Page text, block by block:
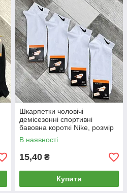
Шкарпетки чоловічі
демісезонні спортивні
бавовна короткі Nike, розмір
41-45, білі, 05063
В наявності
15,40 ₴
Купити